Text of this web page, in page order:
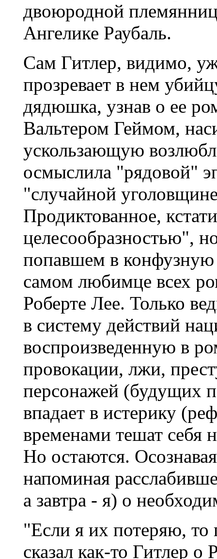
двоюродной
Ангелике Раубаль.
Сам Гитлер, видимо,
прозревает в нем
дядюшка, узнав о ее
Вальтером Геймом,
ускользающую
осмыслила "рядовой"
"случайной
Продиктованное,
целесообразностью",
попавшем в конфузную
самом любимце всех
Роберте Лее. Только
в систему действий
воспроизведенную в
провокации, лжи,
персонажей (будущих
впадает в истерику
временами тешат себя
Но остаются.
напоминая
а завтра - я) о
"Если я их потеряю,
сказал как-то Гитлер